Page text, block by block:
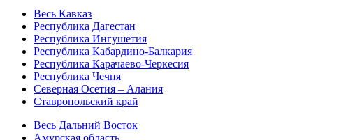
Весь Кавказ
Республика Дагестан
Республика Ингушетия
Республика Кабардино-Балкария
Республика Карачаево-Черкесия
Республика Чечня
Северная Осетия – Алания
Ставропольский край
Весь Дальний Восток
Амурская область